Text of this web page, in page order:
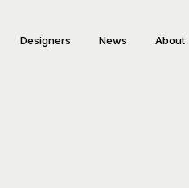
Designers News About